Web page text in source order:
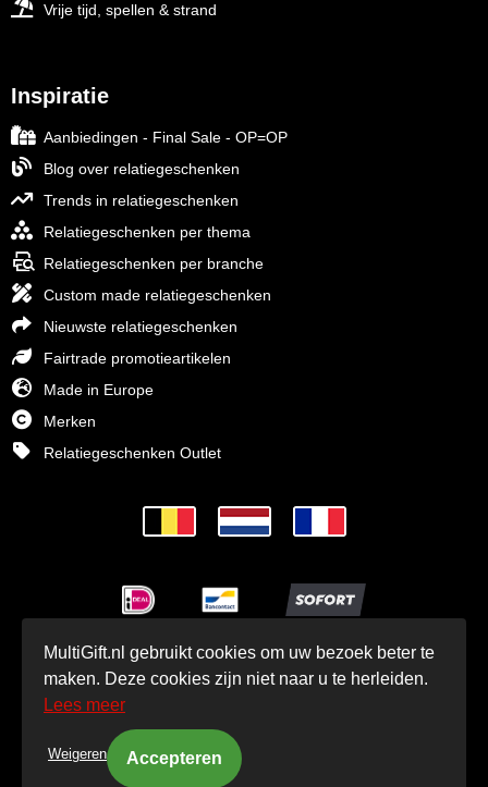
Vrije tijd, spellen & strand
Inspiratie
Aanbiedingen - Final Sale - OP=OP
Blog over relatiegeschenken
Trends in relatiegeschenken
Relatiegeschenken per thema
Relatiegeschenken per branche
Custom made relatiegeschenken
Nieuwste relatiegeschenken
Fairtrade promotieartikelen
Made in Europe
Merken
Relatiegeschenken Outlet
© MultiGift Relatiegeschenken BV 1993 - 2026
MultiGift.nl gebruikt cookies om uw bezoek beter te
maken. Deze cookies zijn niet naar u te herleiden.
Lees meer
Weigeren